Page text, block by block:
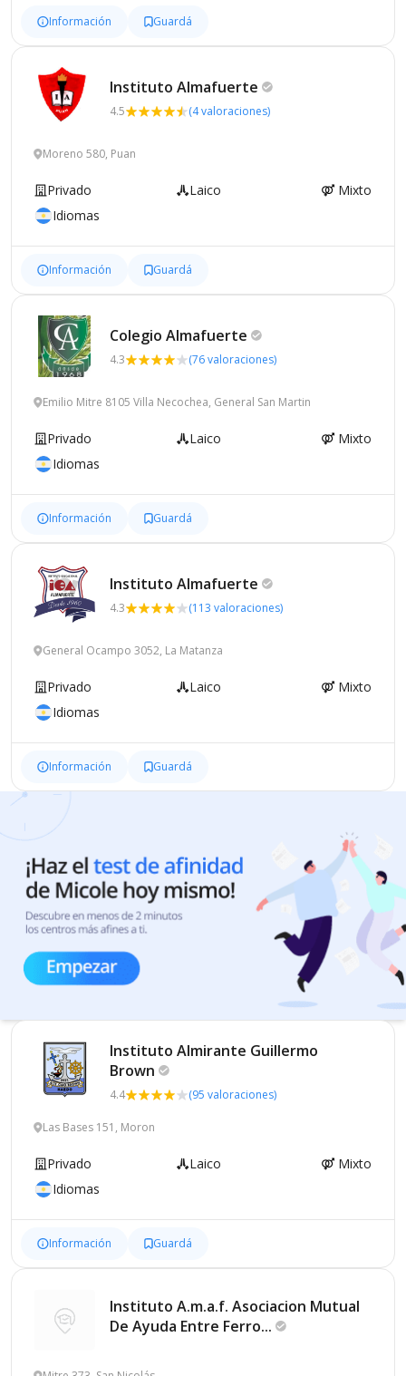
Información Guardá
Instituto Almafuerte
4.5 (4 valoraciones)
Moreno 580, Puan
Privado Laico
Mixto
Idiomas
Información Guardá
Colegio Almafuerte
4.3 (76 valoraciones)
Emilio Mitre 8105 Villa Necochea, General San Martin
Privado Laico
Mixto
Idiomas
Información Guardá
Instituto Almafuerte
4.3 (113 valoraciones)
General Ocampo 3052, La Matanza
Privado Laico
Mixto
Idiomas
Información Guardá
Instituto Almirante Guillermo
Brown
4.4 (95 valoraciones)
Las Bases 151, Moron
Privado Laico
Mixto
Idiomas
Información Guardá
Instituto A.m.a.f. Asociacion Mutual
De Ayuda Entre Ferro...